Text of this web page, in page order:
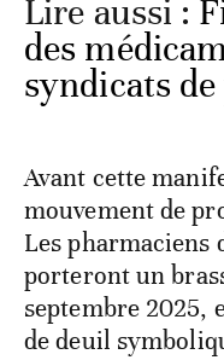
Lire aussi :
des
syndicats
Avant cette
mouvement de
Les pharmaciens
porteront un
septembre 2025,
de deuil